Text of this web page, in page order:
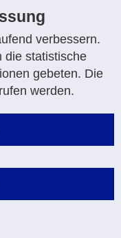
verbessern.
die statistische
gebeten. Die
werden.